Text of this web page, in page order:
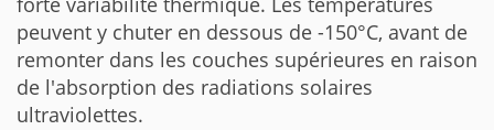
peuvent y chuter en dessous de -150°C, avant de
remonter dans les couches supérieures en raison
de l'absorption des radiations solaires
ultraviolettes.